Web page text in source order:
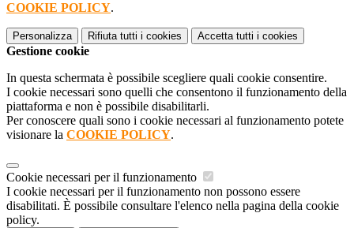
COOKIE POLICY.
Personalizza Rifiuta tutti i cookies Accetta tutti i cookies
Gestione cookie
In questa schermata è possibile scegliere quali cookie consentire.
I cookie necessari sono quelli che consentono il funzionamento della
piattaforma e non è possibile disabilitarli.
Per conoscere quali sono i cookie necessari al funzionamento potete
visionare la COOKIE POLICY.
Cookie necessari per il funzionamento
I cookie necessari per il funzionamento non possono essere
disabilitati. È possibile consultare l'elenco nella pagina della cookie
policy.